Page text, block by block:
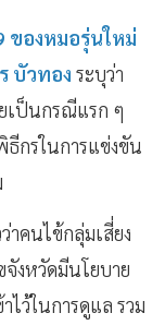
ของหมอรุ่นใหม่
บัวทอง ระบุว่า
เป็นกรณีแรก ๆ
กรในการแข่งขัน
าคนไข้กลุ่มเสี่ยง
งหวัดมีนโยบาย
ไว้ในการดูแล รวม